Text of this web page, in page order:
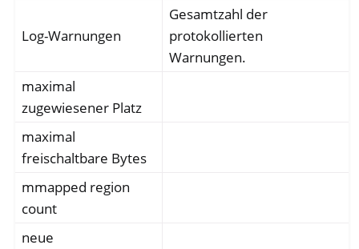
Log-Warnungen
Gesamtzahl der
protokollierten
Warnungen.
maximal
zugewiesener Platz
maximal
freischaltbare Bytes
mmapped region
count
neue